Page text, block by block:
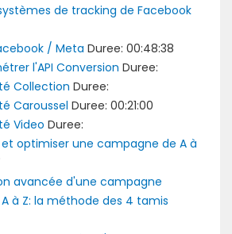
de tracking de Facebook
/ Meta Duree: 00:48:38
l'API Conversion Duree:
Collection Duree:
Caroussel Duree: 00:21:00
Video Duree:
optimiser une campagne de A à
avancée d'une campagne
à Z: la méthode des 4 tamis